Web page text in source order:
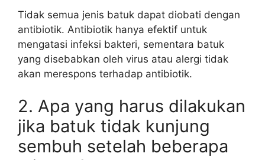
Tidak semua jenis batuk dapat diobati dengan
antibiotik. Antibiotik hanya efektif untuk
mengatasi infeksi bakteri, sementara batuk
yang disebabkan oleh virus atau alergi tidak
akan merespons terhadap antibiotik.
2. Apa yang harus dilakukan
jika batuk tidak kunjung
sembuh setelah beberapa